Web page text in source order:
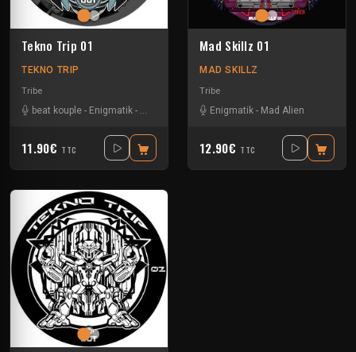
Tekno Trip 01
TEKNO TRIP
Tribe
beat kouple - Enigmatik - Teksa
11.90€ TTC
Mad Skillz 01
MAD SKILLZ
Tribe
Enigmatik - Mad Alien
12.90€ TTC